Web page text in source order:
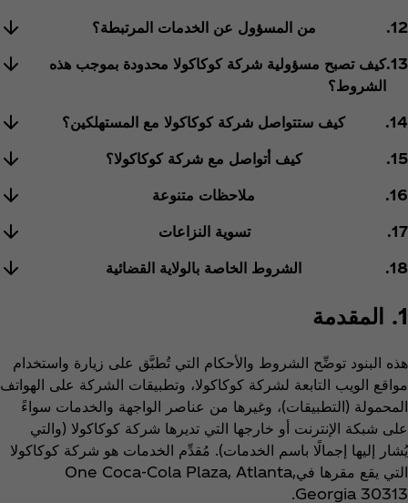
12. من المسؤول عن الخدمات المرتبطة؟
13. كيف تصبح مسؤولية شركة كوكاكولا محدودة بموجب هذه
الشروط؟
14. كيف ستتواصل شركة كوكاكولا مع المستهلكين؟
15. كيف أتواصل مع شركة كوكاكولا؟
16. ملاحظات متنوعة
17. تسوية النزاعات
18. الشروط الخاصة بالولاية القضائية
1. المقدمة
هذه البنود توضِّح الشروط والأحكام التي تُطبَّق على زيارة واستخدام
مواقع الويب التابعة لشركة كوكاكولا، وتطبيقات الشركة على الهواتف
المحمولة (التطبيقات)، وغيرها من عناصر الواجهة والخدمات سواءً
على شبكة الإنترنت أو خارجها التي تديرها شركة كوكاكولا (والتي
يُشار إليها إجمالًا باسم الخدمات). مُقدِّم الخدمات هو شركة كوكاكولا
التي يقع مقرها فيOne Coca‑Cola Plaza, Atlanta,
Georgia 30313‎‏.